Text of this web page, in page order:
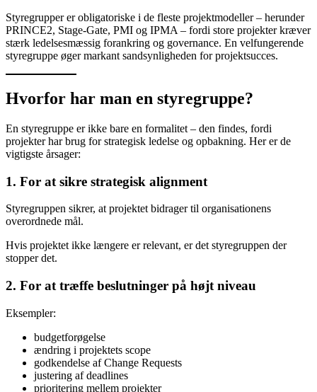
Styregrupper er obligatoriske i de fleste projektmodeller – herunder
PRINCE2, Stage-Gate, PMI og IPMA – fordi store projekter kræver
stærk ledelsesmæssig forankring og governance. En velfungerende
styregruppe øger markant sandsynligheden for projektsucces.
Hvorfor har man en styregruppe?
En styregruppe er ikke bare en formalitet – den findes, fordi
projekter har brug for strategisk ledelse og opbakning. Her er de
vigtigste årsager:
1. For at sikre strategisk alignment
Styregruppen sikrer, at projektet bidrager til organisationens
overordnede mål.
Hvis projektet ikke længere er relevant, er det styregruppen der
stopper det.
2. For at træffe beslutninger på højt niveau
Eksempler:
budgetforøgelse
ændring i projektets scope
godkendelse af Change Requests
justering af deadlines
prioritering mellem projekter